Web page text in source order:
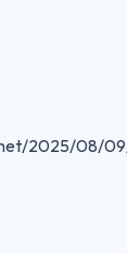
2025/08/